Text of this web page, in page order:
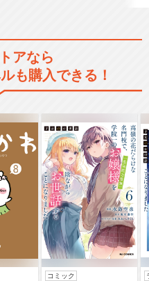
アなら
も購入できる！
コミック